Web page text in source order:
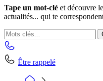
Tape un mot-clé et découvre
actualités... qui te
Être rappelé